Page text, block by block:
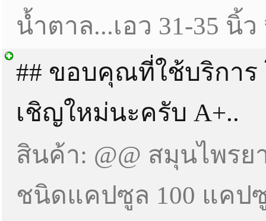
น้ำตาล...เอว 31-35 นิ้
## ขอบคุณที่ใช้บริการ
เชิญใหม่นะครับ A+..
สินค้า: @@ สมุนไพรย
ชนิดแคปซูล 100 แคป